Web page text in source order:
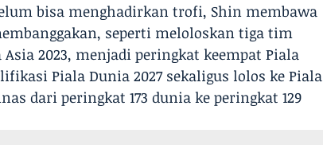
bisa menghadirkan trofi, Shin membawa
seperti meloloskan tiga tim
2023, menjadi peringkat keempat Piala
Piala Dunia 2027 sekaligus lolos ke Piala
dari peringkat 173 dunia ke peringkat 129